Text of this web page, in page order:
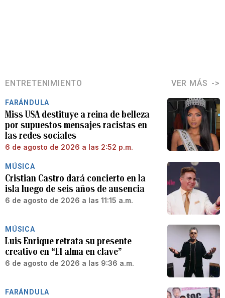
ENTRETENIMIENTO VER MÁS
FARÁNDULA
Miss USA destituye a reina de belleza
por supuestos mensajes racistas en
las redes sociales
6 de agosto de 2026 a las 2:52 p.m.
MÚSICA
Cristian Castro dará concierto en la
isla luego de seis años de ausencia
6 de agosto de 2026 a las 11:15 a.m.
MÚSICA
Luis Enrique retrata su presente
creativo en “El alma en clave”
6 de agosto de 2026 a las 9:36 a.m.
FARÁNDULA